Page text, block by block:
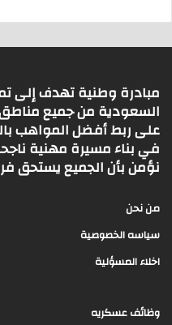
مبادرة وطنية تهدف إلى
السعودية من جميع
على ربط أفضل المواهب
في بناء مسيرة مهنية
نؤمن بأن الجميع يستحق
من نحن
سياسه الخصوصية
اخلاء المسؤلية
وظائف عسكريه